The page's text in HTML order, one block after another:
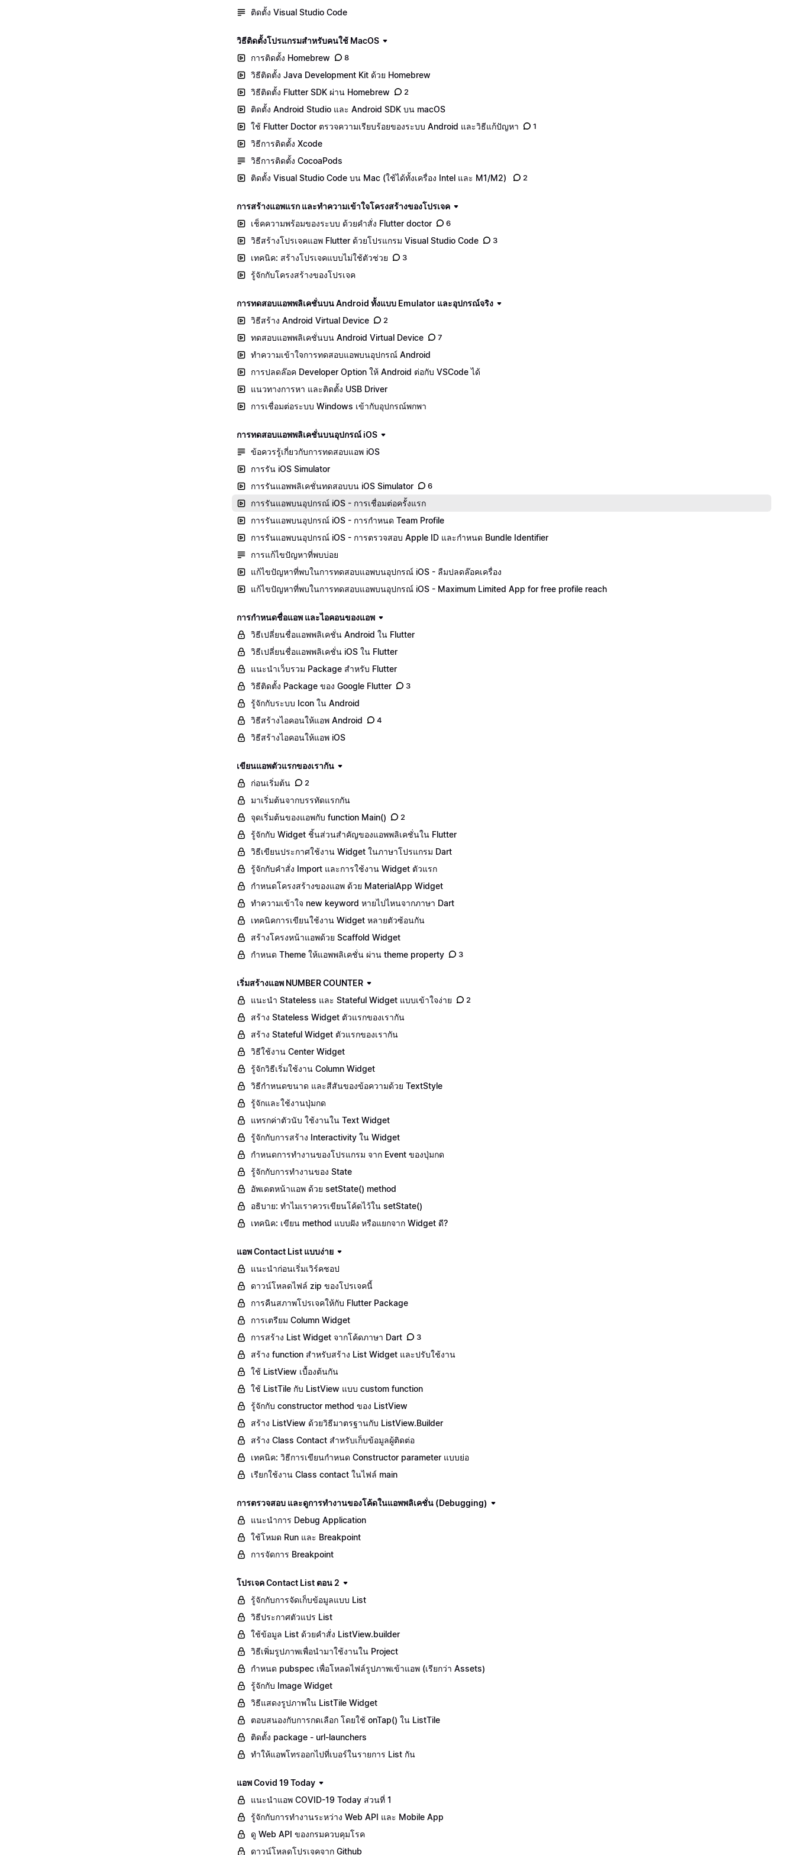
ติดตั้ง Visual Studio Code
วิธีติดตั้งโปรแกรมสำหรับคนใช้ MacOS
การติดตั้ง Homebrew
8
วิธีติดตั้ง Java Development Kit ด้วย Homebrew
วิธีติดตั้ง Flutter SDK ผ่าน Homebrew
2
ติดตั้ง Android Studio และ Android SDK บน macOS
ใช้ Flutter Doctor ตรวจความเรียบร้อยของระบบ Android และวิธีแก้ปัญหา
1
วิธีการติดตั้ง Xcode
วิธีการติดตั้ง CocoaPods
ติดตั้ง Visual Studio Code บน Mac (ใช้ได้ทั้งเครื่อง Intel และ M1/M2)
2
การสร้างแอพแรก และทำความเข้าใจโครงสร้างของโปรเจค
เช็คความพร้อมของระบบ ด้วยคำสั่ง Flutter doctor
6
วิธีสร้างโปรเจคแอพ Flutter ด้วยโปรแกรม Visual Studio Code 3
เทคนิค: สร้างโปรเจคแบบไม่ใช้ตัวช่วย 3
รู้จักกับโครงสร้างของโปรเจค
การทดสอบแอพพลิเคชั่นบน Android ทั้งแบบ Emulator และอุปกรณ์จริง
วิธีสร้าง Android Virtual Device
2
ทดสอบแอพพลิเคชั่นบน Android Virtual Device 7
ทำความเข้าใจการทดสอบแอพบนอุปกรณ์ Android
การปลดล๊อค Developer Option ให้ Android ต่อกับ VSCode ได้
แนวทางการหา และติดตั้ง USB Driver
การเชื่อมต่อระบบ Windows เข้ากับอุปกรณ์พกพา
การทดสอบแอพพลิเคชั่นบนอุปกรณ์ iOS
ข้อควรรู้เกี่ยวกับการทดสอบแอพ iOS
การรัน iOS Simulator
การรันแอพพลิเคชั่นทดสอบบน iOS Simulator
6
การรันแอพบนอุปกรณ์ iOS - การเชื่อมต่อครั้งแรก
การรันแอพบนอุปกรณ์ iOS - การกำหนด Team Profile
การรันแอพบนอุปกรณ์ iOS - การตรวจสอบ Apple ID และกำหนด Bundle Identifier
การแก้ไขปัญหาที่พบบ่อย
แก้ไขปัญหาที่พบในการทดสอบแอพบนอุปกรณ์ iOS - ลืมปลดล๊อคเครื่อง
แก้ไขปัญหาที่พบในการทดสอบแอพบนอุปกรณ์ iOS - Maximum Limited App for free profile reach
การกำหนดชื่อแอพ และไอคอนของแอพ
วิธีเปลี่ยนชื่อแอพพลิเคชั่น Android ใน Flutter
วิธีเปลี่ยนชื่อแอพพลิเคชั่น iOS ใน Flutter
แนะนำเว็บรวม Package สำหรับ Flutter
วิธีติดตั้ง Package ของ Google Flutter
3
รู้จักกับระบบ Icon ใน Android
วิธีสร้างไอคอนให้แอพ Android
4
วิธีสร้างไอคอนให้แอพ iOS
เขียนแอพตัวแรกของเรากัน
ก่อนเริ่มต้น
2
มาเริ่มต้นจากบรรทัดแรกกัน
จุดเริ่มต้นของแอพกับ function Main()
2
รู้จักกับ Widget ชิ้นส่วนสำคัญของแอพพลิเคชั่นใน Flutter
วิธีเขียนประกาศใช้งาน Widget ในภาษาโปรแกรม Dart
รู้จักกับคำสั่ง Import และการใช้งาน Widget ตัวแรก
กำหนดโครงสร้างของแอพ ด้วย MaterialApp Widget
ทำความเข้าใจ new keyword หายไปไหนจากภาษา Dart
เทคนิคการเขียนใช้งาน Widget หลายตัวซ้อนกัน
สร้างโครงหน้าแอพด้วย Scaffold Widget
กำหนด Theme ให้แอพพลิเคชั่น ผ่าน theme property
3
เริ่มสร้างแอพ NUMBER COUNTER
แนะนำ Stateless และ Stateful Widget แบบเข้าใจง่าย
2
สร้าง Stateless Widget ตัวแรกของเรากัน
สร้าง Stateful Widget ตัวแรกของเรากัน
วิธีใช้งาน Center Widget
รู้จักวิธีเริ่มใช้งาน Column Widget
วิธีกำหนดขนาด และสีสันของข้อความด้วย TextStyle
รู้จักและใช้งานปุ่มกด
แทรกค่าตัวนับ ใช้งานใน Text Widget
รู้จักกับการสร้าง Interactivity ใน Widget
กำหนดการทำงานของโปรแกรม จาก Event ของปุ่มกด
รู้จักกับการทำงานของ State
อัพเดตหน้าแอพ ด้วย setState() method
อธิบาย: ทำไมเราควรเขียนโค้ดไว้ใน setState()
เทคนิค: เขียน method แบบฝัง หรือแยกจาก Widget ดี?
แอพ Contact List แบบง่าย
แนะนำก่อนเริ่มเวิร์คชอป
ดาวน์โหลดไฟล์ zip ของโปรเจคนี้
การคืนสภาพโปรเจคให้กับ Flutter Package
การเตรียม Column Widget
การสร้าง List Widget จากโค้ดภาษา Dart
3
สร้าง function สำหรับสร้าง List Widget และปรับใช้งาน
ใช้ ListView เบื้องต้นกัน
ใช้ ListTile กับ ListView แบบ custom function
รู้จักกับ constructor method ของ ListView
สร้าง ListView ด้วยวิธีมาตรฐานกับ ListView.Builder
สร้าง Class Contact สำหรับเก็บข้อมูลผู้ติดต่อ
เทคนิค: วิธีการเขียนกำหนด Constructor parameter แบบย่อ
เรียกใช้งาน Class contact ในไฟล์ main
การตรวจสอบ และดูการทำงานของโค้ดในแอพพลิเคชั่น (Debugging)
แนะนำการ Debug Application
ใช้โหมด Run และ Breakpoint
การจัดการ Breakpoint
โปรเจค Contact List ตอน 2
รู้จักกับการจัดเก็บข้อมูลแบบ List
วิธีประกาศตัวแปร List
ใช้ข้อมูล List ด้วยคำสั่ง ListView.builder
วิธีเพิ่มรูปภาพเพื่อนำมาใช้งานใน Project
กำหนด pubspec เพื่อโหลดไฟล์รูปภาพเข้าแอพ (เรียกว่า Assets)
รู้จักกับ Image Widget
วิธีแสดงรูปภาพใน ListTile Widget
ตอบสนองกับการกดเลือก โดยใช้ onTap() ใน ListTile
ติดตั้ง package - url-launchers
ทำให้แอพโทรออกไปที่เบอร์ในรายการ List กัน
แอพ Covid 19 Today
แนะนำแอพ COVID-19 Today ส่วนที่ 1
รู้จักกับการทำงานระหว่าง Web API และ Mobile App
ดู Web API ของกรมควบคุมโรค
ดาวน์โหลดโปรเจคจาก Github